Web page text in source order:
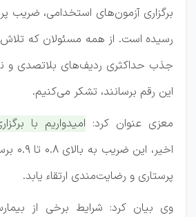
رسیده است. از همه مسئولان که تلاش
جذب حداکثری ردیف‌های بلاتصدی و
این رقم برسانند، تشکر می‌کنیم.
معزی عنوان کرد: امیدواریم با
پرستاری و رضایت‌مندی ارتقاء یابد.
وی بیان کرد: شرایط برخی از